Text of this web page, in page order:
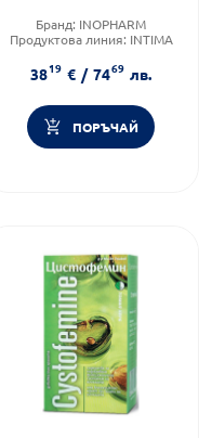
Бранд: INOPHARM
Продуктова линия: INTIMA
3819 € / 7469 лв.
ПОРЪЧАЙ